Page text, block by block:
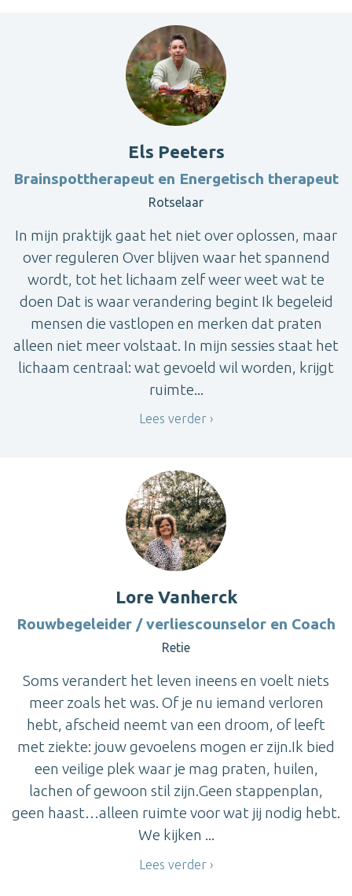
Els Peeters
Brainspottherapeut en Energetisch therapeut
Rotselaar
In mijn praktijk gaat het niet over oplossen, maar
over reguleren Over blijven waar het spannend
wordt, tot het lichaam zelf weer weet wat te
doen Dat is waar verandering begint Ik begeleid
mensen die vastlopen en merken dat praten
alleen niet meer volstaat. In mijn sessies staat het
lichaam centraal: wat gevoeld wil worden, krijgt
ruimte...
Lees verder
Lore Vanherck
Rouwbegeleider / verliescounselor en Coach
Retie
Soms verandert het leven ineens en voelt niets
meer zoals het was. Of je nu iemand verloren
hebt, afscheid neemt van een droom, of leeft
met ziekte: jouw gevoelens mogen er zijn.Ik bied
een veilige plek waar je mag praten, huilen,
lachen of gewoon stil zijn.Geen stappenplan,
geen haast…alleen ruimte voor wat jij nodig hebt.
We kijken ...
Lees verder